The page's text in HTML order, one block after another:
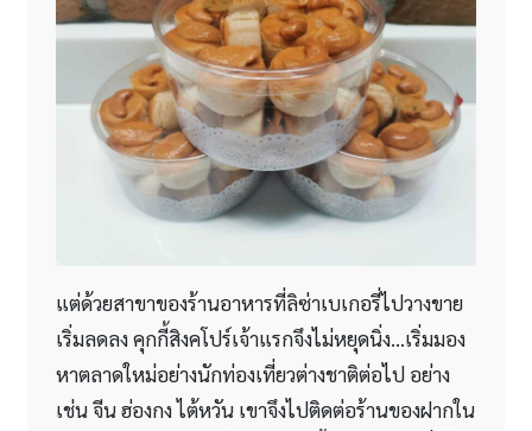
แต่ด้วยสาขาของร้านอาหารที่ลิซ่าเบเกอรี่ไปวางขาย
เริ่มลดลง คุกกี้สิงคโปร์เจ้าแรกจึงไม่หยุดนิ่ง…เริ่มมอง
หาตลาดใหม่อย่างนักท่องเที่ยวต่างชาติต่อไป อย่าง
เช่น จีน ฮ่องกง ไต้หวัน เขาจึงไปติดต่อร้านของฝากใน